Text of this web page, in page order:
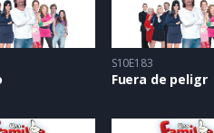
S10E183
Fuera de peligr